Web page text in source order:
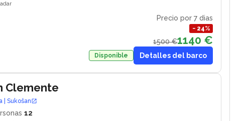
Precio por 7 dias
− 24%
1500 €1140 €
Disponible Detalles del barco
Clemente
| Sukošan
12